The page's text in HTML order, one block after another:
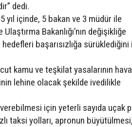
dedi.
yıl içinde, 5 bakan ve 3 müdür ile
Ulaştırma Bakanlığı’nın değişikliğe
hedefleri başarısızlığa sürüklediğini
kamu ve teşkilat yasalarının
lehine olacak şekilde ivedilikle
için yeterli sayıda uçak
taksi yolları, apronun